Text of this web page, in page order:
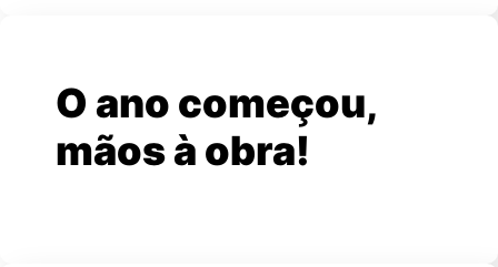
O ano começou,
mãos à obra!